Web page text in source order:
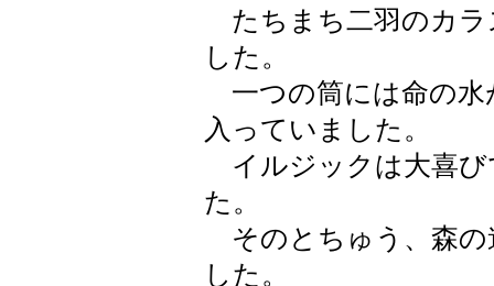
たちまち二羽のカラ
した。
一つの筒には命の水
入っていました。
イルジックは大喜び
た。
そのとちゅう、森の
した。